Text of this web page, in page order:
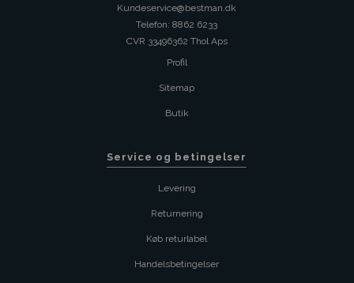
Kundeservice@bestman.dk
Telefon: 8862 6233
CVR 33496362 Thol Aps
Profil
Sitemap
Butik
Service og betingelser
Levering
Returnering
Køb returlabel
Handelsbetingelser